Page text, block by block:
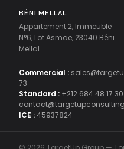
BÉNI MELLAL
Appartement 2, Immeuble
N°6, Lot Asmae, 23040 Béni
Mellal
Commercial :
73
Standard : +212 684 48 17 30
ICE :45937824